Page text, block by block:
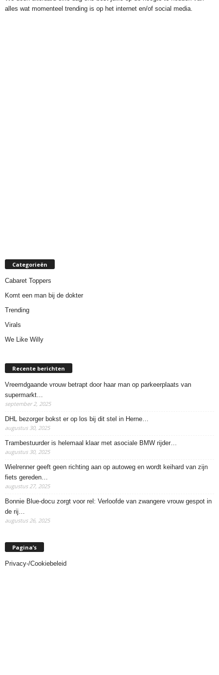
alles wat momenteel trending is op het internet en/of social media.
Categorieën
Cabaret Toppers
Komt een man bij de dokter
Trending
Virals
We Like Willy
Recente berichten
Vreemdgaande vrouw betrapt door haar man op parkeerplaats van
supermarkt…
september 2, 2025
DHL bezorger bokst er op los bij dit stel in Herne…
augustus 30, 2025
Trambestuurder is helemaal klaar met asociale BMW rijder…
augustus 30, 2025
Wielrenner geeft geen richting aan op autoweg en wordt keihard van zijn
fiets gereden…
augustus 27, 2025
Bonnie Blue-docu zorgt voor rel: Verloofde van zwangere vrouw gespot in
de rij…
augustus 26, 2025
Pagina’s
Privacy-/Cookiebeleid